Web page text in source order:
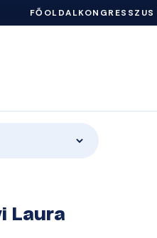
FŐOLDAL
Laura